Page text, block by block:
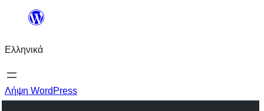
Μετάβαση
περιεχόμενο
Ελληνικά
Λήψη WordPress